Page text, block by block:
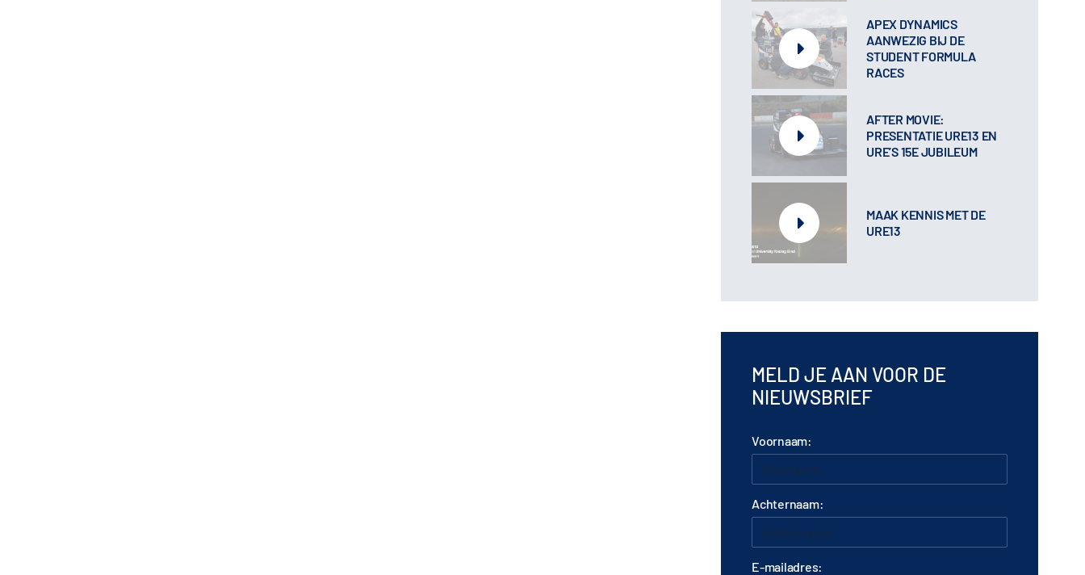
APEX DYNAMICS
AANWEZIG BIJ DE
STUDENT FORMULA
RACES
AFTER MOVIE:
PRESENTATIE URE13 EN
URE’S 15E JUBILEUM
MAAK KENNIS MET DE
URE13
MELD JE AAN VOOR DE
NIEUWSBRIEF
Voornaam:
Achternaam:
E-mailadres: